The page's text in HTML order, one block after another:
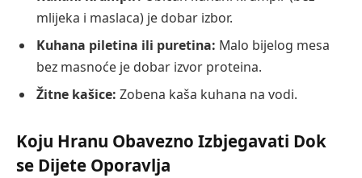
mlijeka i maslaca) je dobar izbor.
Kuhana piletina ili puretina: Malo bijelog mesa
bez masnoće je dobar izvor proteina.
Žitne kašice: Zobena kaša kuhana na vodi.
Koju Hranu Obavezno Izbjegavati Dok
se Dijete Oporavlja